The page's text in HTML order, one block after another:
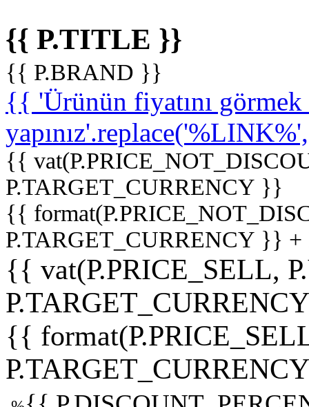
{{ P.TITLE }}
{{ P.BRAND }}
{{ 'Ürünün fiyatını
{{
P.TARGET_CURRENCY }}
{{
P.TARGET_CURRENCY }}
{{ vat(P.PRICE_SELL,
{{